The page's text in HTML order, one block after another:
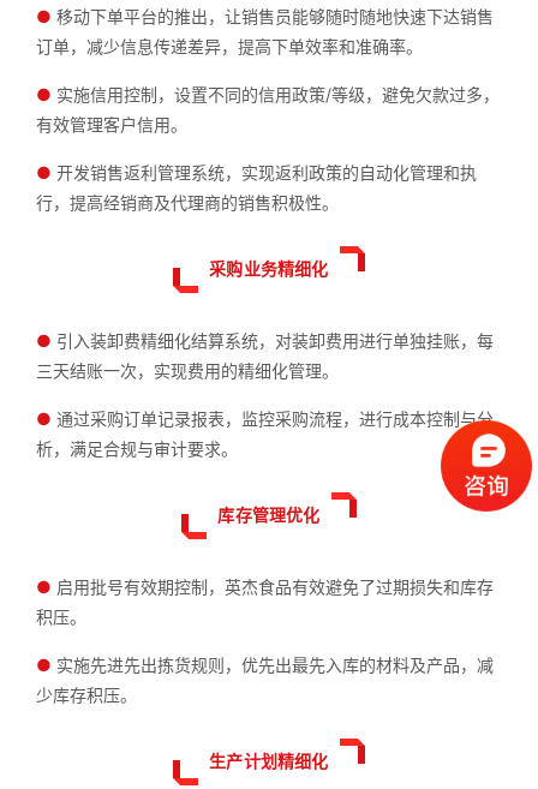
● 移动下单平台的推出，让销售员能够随时随地快速下达销售
订单，减少信息传递差异，提高下单效率和准确率。
● 实施信用控制，设置不同的信用政策/等级，避免欠款过多，
有效管理客户信用。
● 开发销售返利管理系统，实现返利政策的自动化管理和执
行，提高经销商及代理商的销售积极性。
采购业务精细化
● 引入装卸费精细化结算系统，对装卸费用进行单独挂账，每
三天结账一次，实现费用的精细化管理。
● 通过采购订单记录报表，监控采购流程，进行成本控制与分
析，满足合规与审计要求。
库存管理优化
● 启用批号有效期控制，英杰食品有效避免了过期损失和库存
积压。
● 实施先进先出拣货规则，优先出最先入库的材料及产品，减
少库存积压。
生产计划精细化